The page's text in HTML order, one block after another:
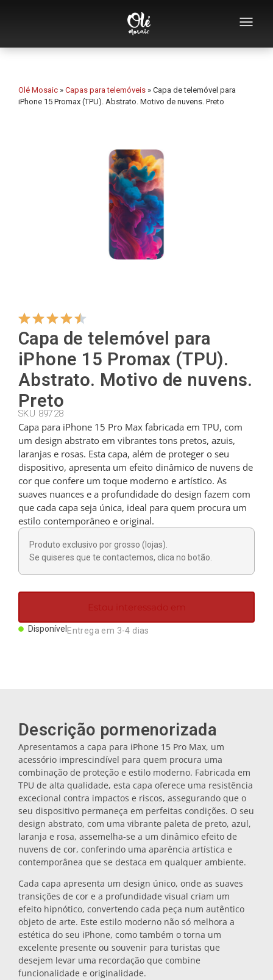
Quem somos
Abridores
Chávenas
Cabides
Cortadores
Conchas
Dedais
Figuras
Ímanes
Porta-chaves
Canecas
Tampas
Galheteiros
Bases para tachos
Copos de shot
Olé Mosaic » Capas para telemóveis » Capa de telemóvel para
iPhone 15 Promax (TPU). Abstrato. Motivo de nuvens. Preto
Capa de telemóvel para
iPhone 15 Promax (TPU).
Abstrato. Motivo de nuvens.
Preto
SKU 89728
Capa para iPhone 15 Pro Max fabricada em TPU, com
um design abstrato em vibrantes tons pretos, azuis,
laranjas e rosas. Esta capa, além de proteger o seu
dispositivo, apresenta um efeito dinâmico de nuvens de
cor que confere um toque moderno e artístico. As
suaves nuances e a profundidade do design fazem com
que cada capa seja única, ideal para quem procura um
estilo contemporâneo e original.
Produto exclusivo por grosso (lojas).
Se quiseres que te contactemos, clica no botão.
Estou interessado em
Disponível Entrega em 3-4 dias
Descrição pormenorizada
Apresentamos a capa para iPhone 15 Pro Max, um
acessório imprescindível para quem procura uma
combinação de proteção e estilo moderno. Fabricada em
TPU de alta qualidade, esta capa oferece uma resistência
excecional contra impactos e riscos, assegurando que o
seu dispositivo permaneça em perfeitas condições. O seu
design abstrato, com uma vibrante paleta de preto, azul,
laranja e rosa, assemelha-se a um dinâmico efeito de
nuvens de cor, conferindo uma aparência artística e
contemporânea que se destaca em qualquer ambiente.
Cada capa apresenta um design único, onde as suaves
transições de cor e a profundidade visual criam um
efeito hipnótico, convertendo cada peça num autêntico
objeto de arte. Este estilo moderno não só melhora a
estética do seu iPhone, como também o torna um
excelente presente ou souvenir para turistas que
desejem levar uma recordação que combine
funcionalidade e originalidade.